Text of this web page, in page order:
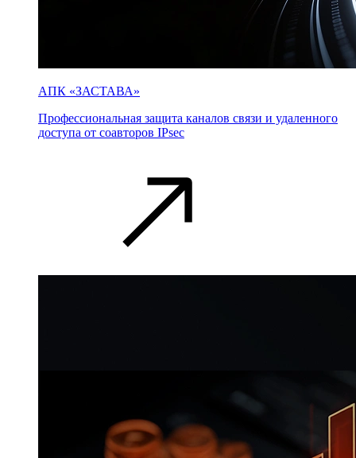
АПК «ЗАСТАВА»
Профессиональная защита каналов связи и удаленного
доступа от соавторов IPsec